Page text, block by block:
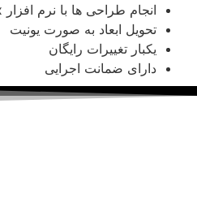
انجام طراحی ها با نرم افزار 3dmax
تحویل ابعاد به صورت یونیت
یکبار تغییرات رایگان
دارای ضمانت اجرایی